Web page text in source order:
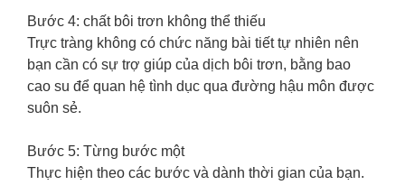
Bước 4: chất bôi trơn không thể thiếu
Trực tràng không có chức năng bài tiết tự nhiên nên
bạn cần có sự trợ giúp của dịch bôi trơn, bằng bao
cao su để quan hệ tình dục qua đường hậu môn được
suôn sẻ.
Bước 5: Từng bước một
Thực hiện theo các bước và dành thời gian của bạn.